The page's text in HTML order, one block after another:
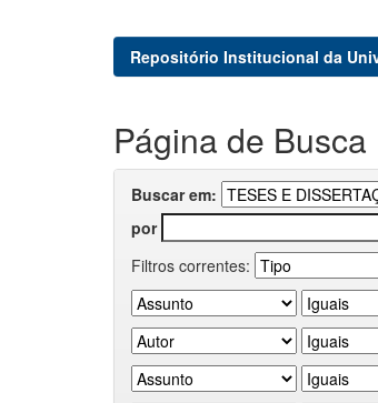
Repositório Institucional da
Página de Busca
Buscar em:
por
Filtros correntes: